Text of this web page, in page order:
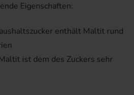
Eigenschaften:
enthält Maltit rund
ist dem des Zuckers sehr